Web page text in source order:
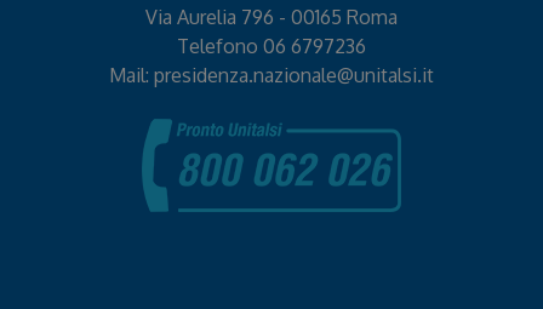
Via Aurelia 796 - 00165 Roma
Telefono 06 6797236
Mail: presidenza.nazionale@unitalsi.it